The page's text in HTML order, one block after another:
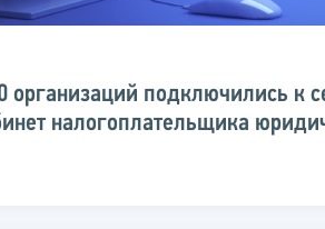
организаций подключились к
налогоплательщика